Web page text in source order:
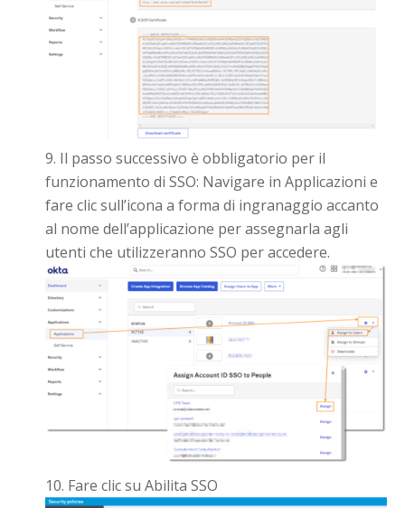
Il passo successivo è obbligatorio per il
funzionamento di SSO: Navigare in Applicazioni e
fare clic sull’icona a forma di ingranaggio accanto
al nome dell’applicazione per assegnarla agli
utenti che utilizzeranno SSO per accedere.
Fare clic su Abilita SSO